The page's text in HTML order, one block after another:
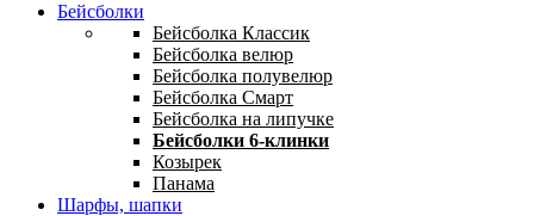
Бейсболки
Бейсболка Классик
Бейсболка велюр
Бейсболка полувелюр
Бейсболка Смарт
Бейсболка на липучке
Бейсболки 6-клинки
Козырек
Панама
Шарфы, шапки